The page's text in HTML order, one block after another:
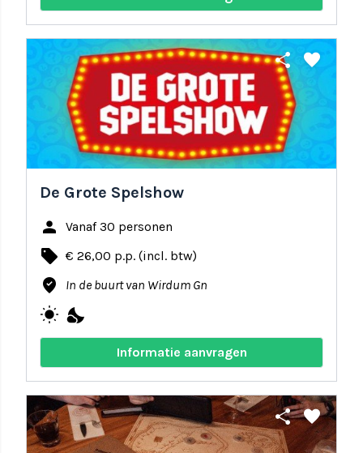
share favorite
De Grote Spelshow
person Vanaf 30 personen
local_offer € 26,00 p.p. (incl. btw)
where_to_vote In de buurt van Wirdum Gn
wb_sunny nights_stay
Informatie aanvragen
share favorite